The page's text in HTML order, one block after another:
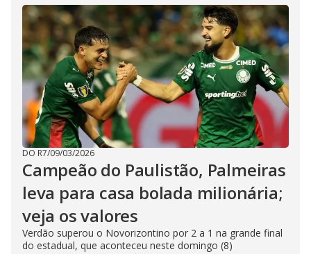
DO R7/09/03/2026
Campeão do Paulistão, Palmeiras
leva para casa bolada milionária;
veja os valores
Verdão superou o Novorizontino por 2 a 1 na grande final
do estadual, que aconteceu neste domingo (8)